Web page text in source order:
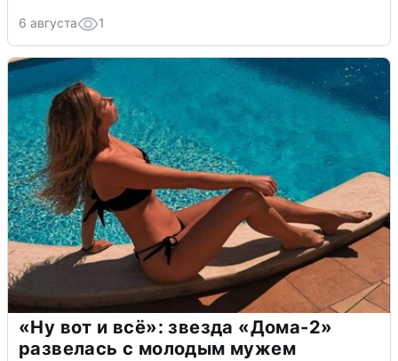
6 августа 1
«Ну вот и всё»: звезда «Дома-2»
развелась с молодым мужем